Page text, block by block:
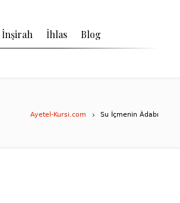
İnşirah İhlas Blog
Ayetel-Kursi.com Su İçmenin Âdabı